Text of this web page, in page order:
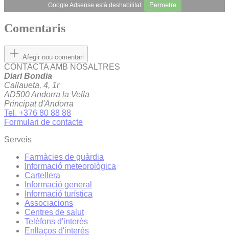
Google Adsense està deshabilitat. Permetre
Comentaris
Afegir nou comentari
CONTACTA AMB NOSALTRES
Diari Bondia
Callaueta, 4, 1r
AD500 Andorra la Vella
Principat d'Andorra
Tel. +376 80 88 88
Formulari de contacte
Serveis
Farmàcies de guàrdia
Informació meteorològica
Cartellera
Informació general
Informació turística
Associacions
Centres de salut
Telèfons d'interès
Enllaços d'interés